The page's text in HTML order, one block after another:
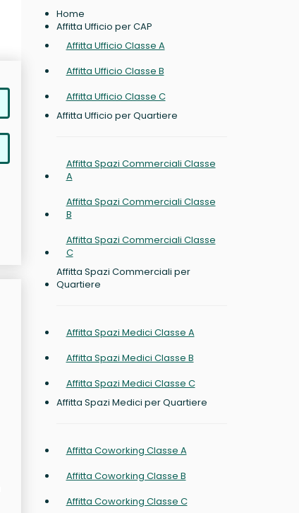
Home
Affitta Ufficio per CAP
Affitta Ufficio Classe A
Affitta Ufficio Classe B
Affitta Ufficio Classe C
Affitta Ufficio per Quartiere
Affitta Spazi Commerciali Classe
A
Affitta Spazi Commerciali Classe
B
Affitta Spazi Commerciali Classe
C
Affitta Spazi Commerciali per
Quartiere
Affitta Spazi Medici Classe A
Affitta Spazi Medici Classe B
Affitta Spazi Medici Classe C
Affitta Spazi Medici per Quartiere
Affitta Coworking Classe A
Affitta Coworking Classe B
Affitta Coworking Classe C